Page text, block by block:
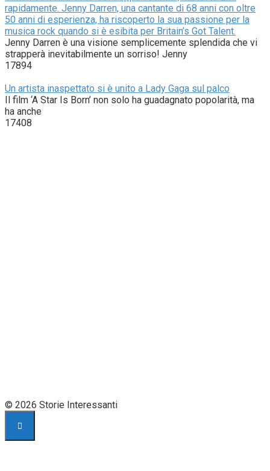
rapidamente. Jenny Darren, una cantante di 68 anni con oltre
50 anni di esperienza, ha riscoperto la sua passione per la
musica rock quando si è esibita per Britain’s Got Talent.
Jenny Darren è una visione semplicemente splendida che vi
strapperà inevitabilmente un sorriso! Jenny
17894
Un artista inaspettato si è unito a Lady Gaga sul palco
Il film ‘A Star Is Born’ non solo ha guadagnato popolarità, ma
ha anche
17408
© 2026 Storie Interessanti